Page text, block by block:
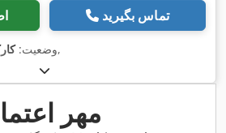
تماس بگیرید
وضعیت:,
مهر